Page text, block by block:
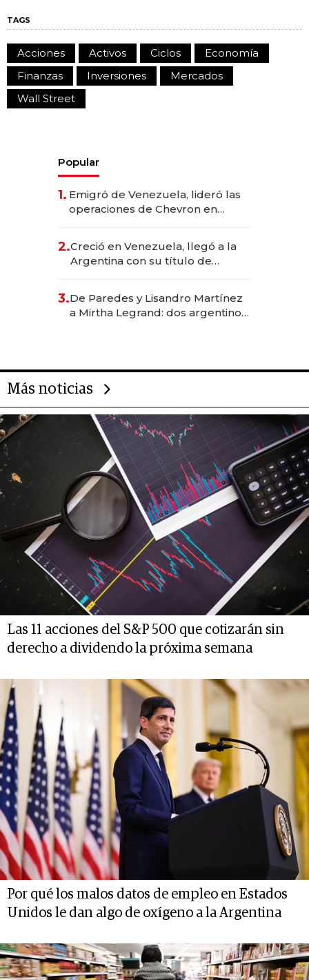
TAGS
Acciones Activos Ciclos
Economía
Finanzas
Inversiones
Mercados
Wall Street
Popular
1. Emigró de Venezuela, lideró las
operaciones de Chevron en
2.Creció en Venezuela, llegó a la
Argentina con su título de
las marcas "fast premium"
3.De Paredes y Lisandro Martínez
a Mirtha Legrand: dos argentinos
Más noticias
Las 11 acciones del S&P 500 que cotizarán sin
derecho a dividendo la próxima semana
Por qué los malos datos de empleo en Estados
Unidos le dan algo de oxígeno a la Argentina